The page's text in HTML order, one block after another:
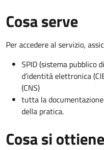
Cosa serve
Per accedere al servizio,
SPID (sistema pubblico
d’identità elettronica
(CNS)
tutta la
della pratica.
Cosa si ottiene